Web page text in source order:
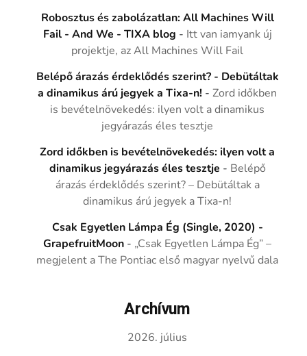
Robosztus és zabolázatlan: All Machines Will
Fail - And We - TIXA blog - Itt van iamyank új
projektje, az All Machines Will Fail
Belépő árazás érdeklődés szerint? - Debütáltak
a dinamikus árú jegyek a Tixa-n! -Zord időkben
is bevételnövekedés: ilyen volt a dinamikus
jegyárazás éles tesztje
Zord időkben is bevételnövekedés: ilyen volt a
dinamikus jegyárazás éles tesztje - Belépő
árazás érdeklődés szerint? – Debütáltak a
dinamikus árú jegyek a Tixa-n!
Csak Egyetlen Lámpa Ég (Single, 2020) -
GrapefruitMoon - „Csak Egyetlen Lámpa Ég” –
megjelent a The Pontiac első magyar nyelvű dala
Archívum
2026. július